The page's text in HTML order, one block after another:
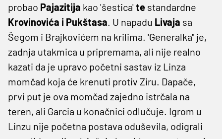
probao Pajazitija kao 'šestica' te standardne
Krovinovića i Pukštasa. U napadu Livaja sa
Šegom i Brajkovićem na krilima. 'Generalka" je,
zadnja utakmica u pripremama, ali nije realno
kazati da je upravo početni sastav iz Linza
momčad koja će krenuti protiv Ziru. Dapače,
prvi put je ova momčad zajedno istrčala na
teren, ali Garcia u konačnici odlučuje. Igrom u
Linzu nije početna postava oduševila, odigrali